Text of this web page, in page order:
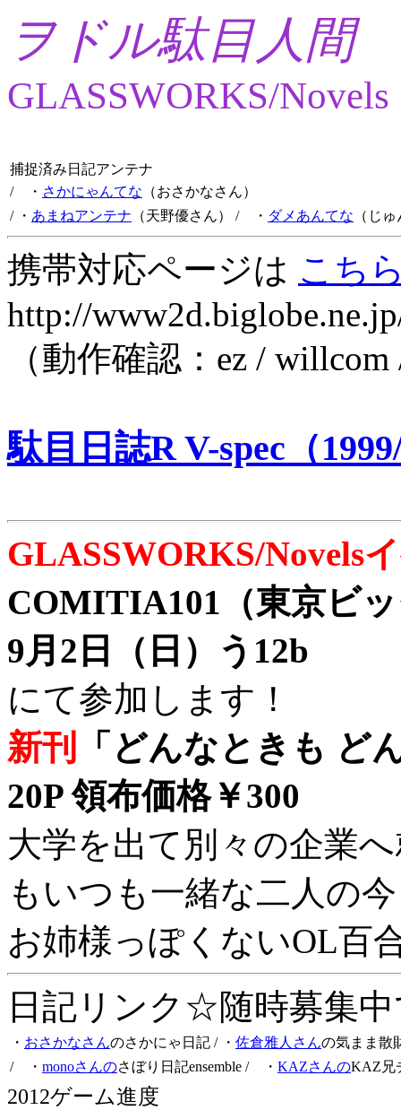
ヲドル駄目人間
GLASSWORKS/Novels
捕捉済み日記アンテナ
/ ・ さかにゃんてな （おさかなさん）
/ ・ あまねアンテナ （天野優さん） / ・ ダメあんてな （じ
携帯対応ページは こち
http://
（動作確認：ez /
駄目日誌R V-spec（
GLASSWORKS/Novels
COMITIA101（東京ビ
9月2日（日）う12b
にて参加します！
新刊
「どんなときも ど
20P 領布価格￥300
大学を出て別々の企業
もいつも一緒な二人の
お姉様っぽくないOL百
日記リンク☆随時募集
・ おさかなさんのさかにゃ日記 / ・ 佐倉雅人さんの気まま散
/ ・ monoさんのさぼり日記ensemble / ・ KAZさんのKAZ兄
2012ゲーム進度